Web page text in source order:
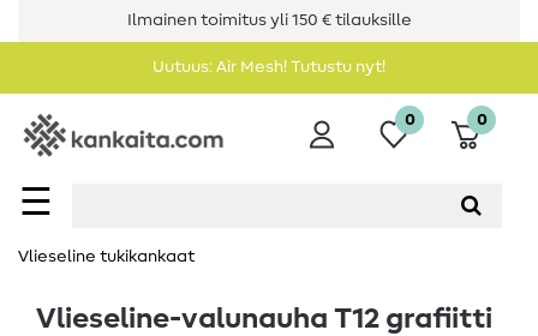
Ilmainen toimitus yli 150 € tilauksille
Uutuus: Air Mesh! Tutustu nyt!
☰
0 0
Vlieseline tukikankaat
Vlieseline-valunauha T12 grafiitti